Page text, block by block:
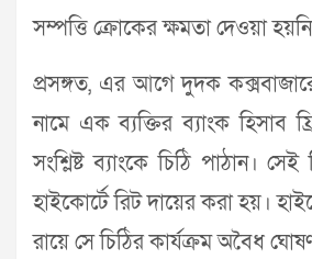
সম্পত্তি ক্রোকের ক্ষমতা দেওয়া
প্রসঙ্গত, এর আগে দুদক
নামে এক ব্যক্তির ব্যাংক হিসাব
সংশ্লিষ্ট ব্যাংকে চিঠি পাঠান।
হাইকোর্টে রিট দায়ের করা হয়।
রায়ে সে চিঠির কার্যক্রম অবৈধ